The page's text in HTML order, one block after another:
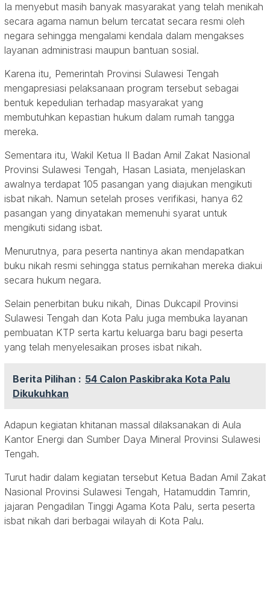
Ia menyebut masih banyak masyarakat yang telah menikah
secara agama namun belum tercatat secara resmi oleh
negara sehingga mengalami kendala dalam mengakses
layanan administrasi maupun bantuan sosial.
Karena itu, Pemerintah Provinsi Sulawesi Tengah
mengapresiasi pelaksanaan program tersebut sebagai
bentuk kepedulian terhadap masyarakat yang
membutuhkan kepastian hukum dalam rumah tangga
mereka.
Sementara itu, Wakil Ketua II Badan Amil Zakat Nasional
Provinsi Sulawesi Tengah, Hasan Lasiata, menjelaskan
awalnya terdapat 105 pasangan yang diajukan mengikuti
isbat nikah. Namun setelah proses verifikasi, hanya 62
pasangan yang dinyatakan memenuhi syarat untuk
mengikuti sidang isbat.
Menurutnya, para peserta nantinya akan mendapatkan
buku nikah resmi sehingga status pernikahan mereka diakui
secara hukum negara.
Selain penerbitan buku nikah, Dinas Dukcapil Provinsi
Sulawesi Tengah dan Kota Palu juga membuka layanan
pembuatan KTP serta kartu keluarga baru bagi peserta
yang telah menyelesaikan proses isbat nikah.
Berita Pilihan : 54 Calon Paskibraka Kota Palu
Dikukuhkan
Adapun kegiatan khitanan massal dilaksanakan di Aula
Kantor Energi dan Sumber Daya Mineral Provinsi Sulawesi
Tengah.
Turut hadir dalam kegiatan tersebut Ketua Badan Amil Zakat
Nasional Provinsi Sulawesi Tengah, Hatamuddin Tamrin,
jajaran Pengadilan Tinggi Agama Kota Palu, serta peserta
isbat nikah dari berbagai wilayah di Kota Palu.